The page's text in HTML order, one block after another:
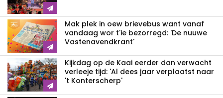
Mak plek in oew brievebus want vanaf
vandaag wor t'ie bezorregd: 'De nuuwe
Vastenavendkrant'
Kijkdag op de Kaai eerder dan verwacht
verleeje tijd: 'Al dees jaar verplaatst naar
't Konterscherp'